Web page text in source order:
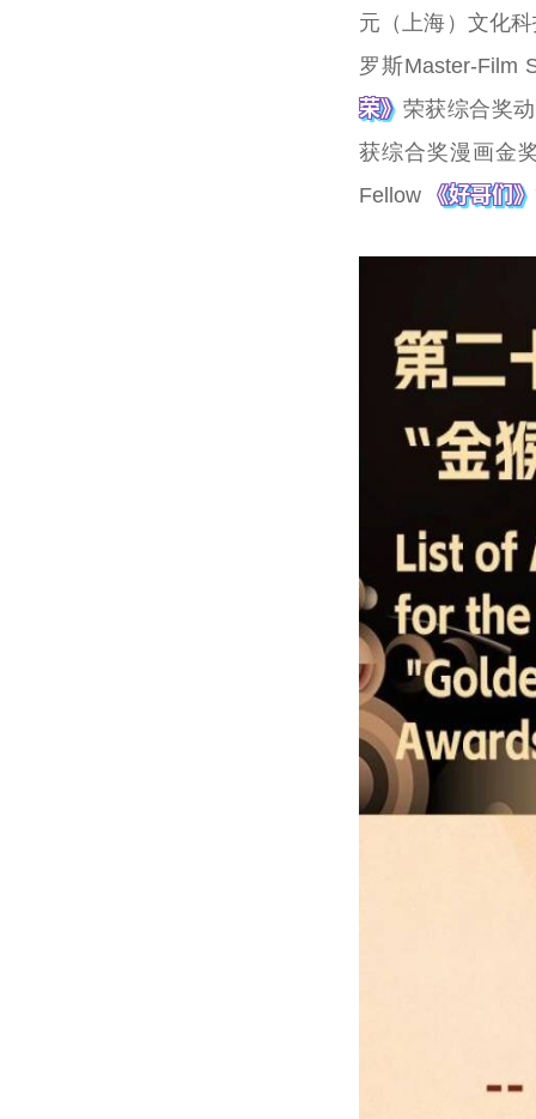
元（上海）文化
罗斯Master-Film
荣》 荣获综合奖
获综合奖漫画金
Fellow
《好哥们》